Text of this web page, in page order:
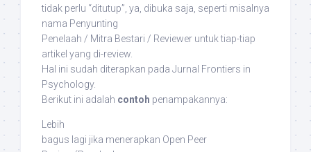
tidak perlu “ditutup”, ya, dibuka saja, seperti misalnya
nama Penyunting
Penelaah / Mitra Bestari / Reviewer untuk tiap-tiap
artikel yang di-review.
Hal ini sudah diterapkan pada Jurnal Frontiers in
Psychology.
Berikut ini adalah contoh penampakannya:
Lebih
bagus lagi jika menerapkan Open Peer